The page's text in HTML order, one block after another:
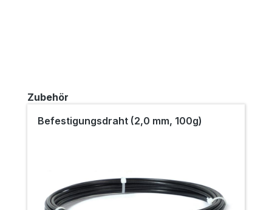
Produktgalerie überspringen
Zubehör
Befestigungsdraht (2,0 mm, 100g)